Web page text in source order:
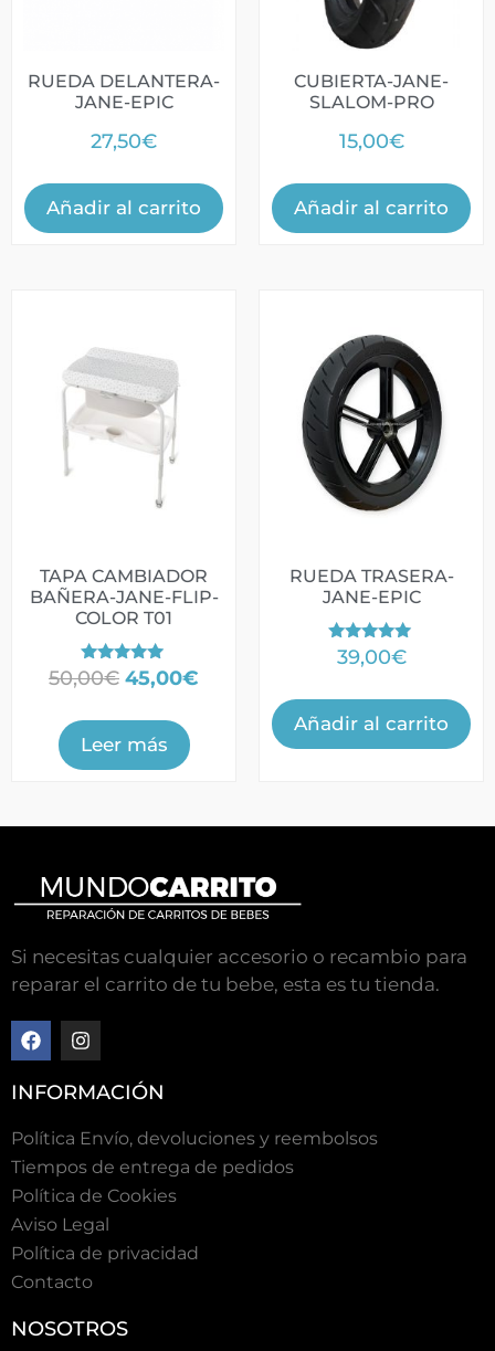
RUEDA DELANTERA-
JANE-EPIC
27,50€
Añadir al carrito
CUBIERTA-JANE-
SLALOM-PRO
15,00€
Añadir al carrito
TAPA CAMBIADOR
BAÑERA-JANE-FLIP-
COLOR T01
Valorado
con
de 5
50,00€ 45,00€
Leer más
RUEDA TRASERA-
JANE-EPIC
Valorado
con
de 5
39,00€
Añadir al carrito
Si necesitas cualquier accesorio o recambio para
reparar el carrito de tu bebe, esta es tu tienda.
INFORMACIÓN
Política Envío, devoluciones y reembolsos
Tiempos de entrega de pedidos
Polí­tica de Cookies
Aviso Legal
Política de privacidad
Contacto
NOSOTROS